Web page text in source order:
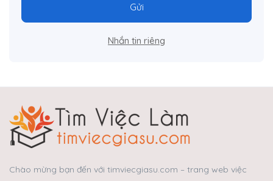
Gửi
Nhắn tin riêng
Chào mừng bạn đến với timviecgiasu.com – trang web việc